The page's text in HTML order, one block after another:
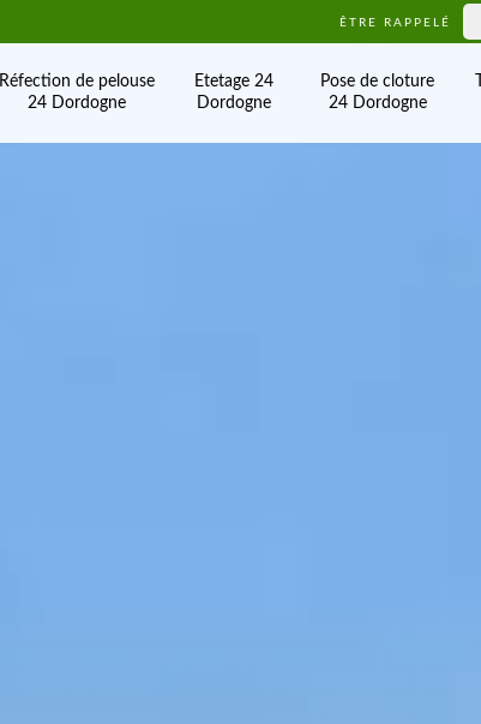
ÊTRE RAPPELÉ
Réfection de pelouse
24 Dordogne
Etetage 24
Dordogne
Pose de cloture
24 Dordogne